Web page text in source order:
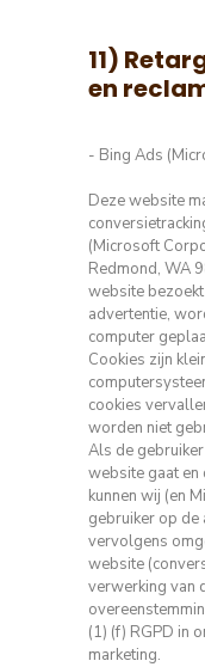
11)
en
- Bing Ads
Deze website
(Microsoft
Redmond, WA
website
advertentie,
computer
Cookies zijn
cookies
worden niet
Als de
website gaat en
kunnen wij (en
gebruiker op de
vervolgens
website
verwerking van
(1) (f) RGPD in
marketing.